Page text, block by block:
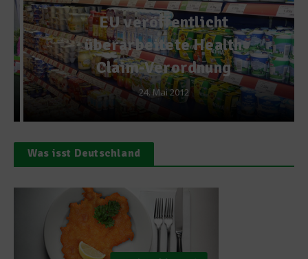
EU veröffentlicht
überarbeitete Health
Claim-Verordnung
24. Mai 2012
Was isst Deutschland